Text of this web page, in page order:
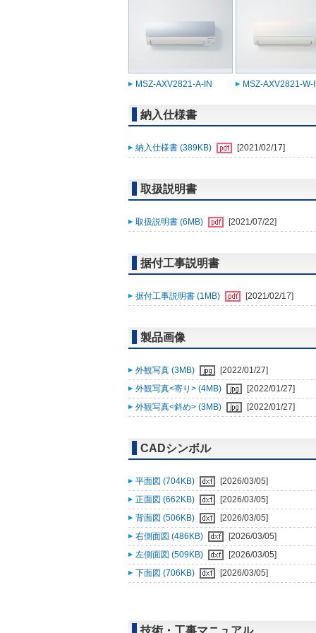
MSZ-AXV2821-A-IN MSZ-AXV2821-W-
納入仕様書
納入仕様書 (389KB) [2021/02/17]
取扱説明書
取扱説明書 (6MB) [2021/07/22]
据付工事説明書
据付工事説明書 (1MB) [2021/02/17]
製品画像
外観写真 (3MB)
[2022/01/27]
外観写真<寄り> (4MB)
[2022/01/27]
外観写真<斜め> (3MB)
[2022/01/27]
CADシンボル
平面図 (704KB)
[2026/03/05]
正面図 (662KB)
[2026/03/05]
背面図 (506KB)
[2026/03/05]
右側面図 (486KB)
[2026/03/05]
左側面図 (509KB)
[2026/03/05]
下面図 (706KB)
[2026/03/05]
技術・工事マニュアル